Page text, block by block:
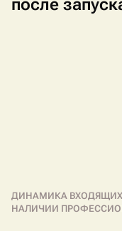
после
ДИНАМИКА ВХОДЯЩИХ
НАЛИЧИИ